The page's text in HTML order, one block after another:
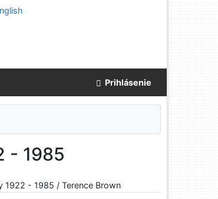
Prihlásenie
- 1985
1922 - 1985 / Terence Brown